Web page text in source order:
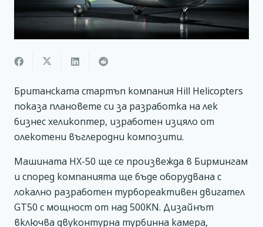
Британската стартъп компания Hill Helicopters
показа плановете си за разработка на лек
бизнес хеликоптер, изработен изцяло от
олекотени въглеродни композити.
Машината HX-50 ще се произвежда в Бирмингам
и според компанията ще бъде оборудвана с
локално разработен турбореактивен двигател
GT50 с мощност от над 500KN. Дизайнът
включва двуконтурна турбинна камера,